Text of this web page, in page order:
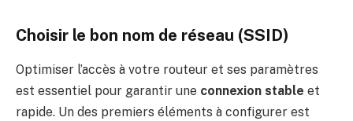
Choisir le bon nom de réseau (SSID)
Optimiser l’accès à votre routeur et ses paramètres
est essentiel pour garantir une connexion stable et
rapide. Un des premiers éléments à configurer est